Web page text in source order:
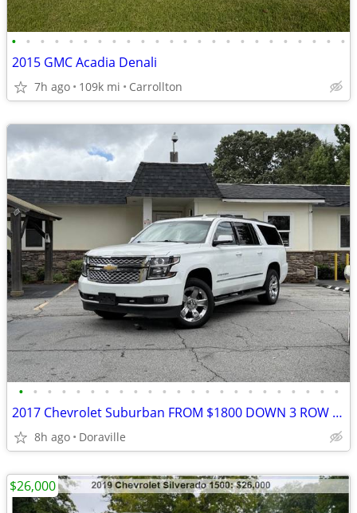
• • • • • • • • • • • • • • • • • • • • • • • •
2015 GMC Acadia Denali
7h ago 109k mi Carrollton
• • • • • • • • • • • • • • • • • • • • • • •
2017 Chevrolet Suburban FROM $1800 DOWN 3 ROW LOT OF FUN FOR YOUR FAMI
8h ago Doraville
$26,000